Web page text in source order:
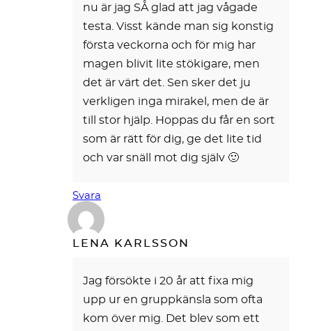
nu är jag SÅ glad att jag vågade
testa. Visst kände man sig konstig
första veckorna och för mig har
magen blivit lite stökigare, men
det är värt det. Sen sker det ju
verkligen inga mirakel, men de är
till stor hjälp. Hoppas du får en sort
som är rätt för dig, ge det lite tid
och var snäll mot dig själv 🙂
Svara
LENA KARLSSON
Jag försökte i 20 år att fixa mig
upp ur en gruppkänsla som ofta
kom över mig. Det blev som ett